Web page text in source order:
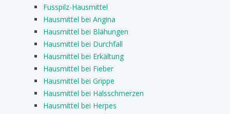
Fusspilz-Hausmittel
Hausmittel bei Angina
Hausmittel bei Blähungen
Hausmittel bei Durchfall
Hausmittel bei Erkältung
Hausmittel bei Fieber
Hausmittel bei Grippe
Hausmittel bei Halsschmerzen
Hausmittel bei Herpes